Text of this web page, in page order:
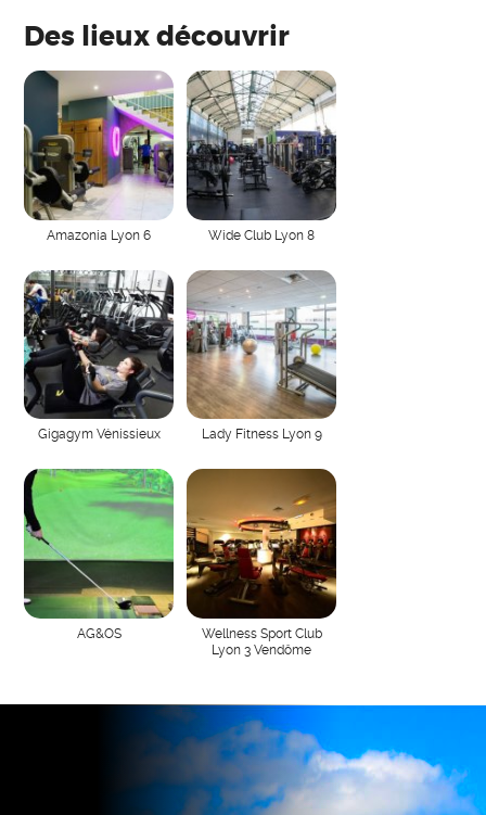
Des lieux découvrir
Amazonia Lyon 6 Wide Club Lyon 8
Gigagym Vénissieux Lady Fitness Lyon 9
AG&OS
Wellness Sport Club
Lyon 3 Vendôme